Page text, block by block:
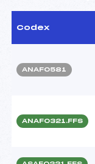
Codex
ANAF0581
ANAF0321.FFS